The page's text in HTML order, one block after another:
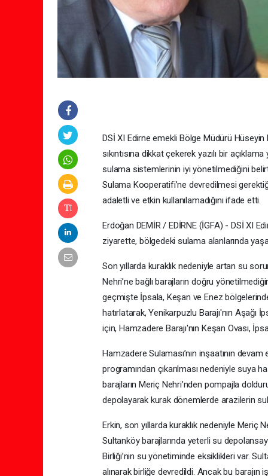
DSİ XI Edirne emekli Bölge Müdürü
sıkıntısına dikkat çekerek yazılı bir
sulama sistemlerinin iyi yönetilmediğini
Sulama Kooperatifi’ne devredilmesi
adaletli ve etkin kullanılamadığını ifade etti.
Erdoğan DEMİR / EDİRNE (İGFA) - DSİ XI
ziyarette, bölgedeki sulama alanlarında
Son yıllarda kuraklık nedeniyle artan su
Nehri’ne bağlı barajların doğru
geçmişte İpsala, Keşan ve Enez
hatırlatarak, Yenikarpuzlu Barajı'nın Aşağı
için, Hamzadere Barajı'nın Keşan Ovası,
Hamzadere Sulaması’nın inşaatının
programından çıkarılması nedeniyle suya
barajların Meriç Nehri’nden pompajla
depolayarak kurak dönemlerde arazilerin
Erkin, son yıllarda kuraklık nedeniyle Meriç
Sultanköy barajlarında yeterli su
Birliği’nin su yönetiminde eksiklikleri var.
alınarak birliğe devredildi. Ancak bu